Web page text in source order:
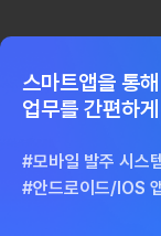
스마트앱을 통해
업무를 간편하게
모바일 발주 시스
안드로이드/IOS